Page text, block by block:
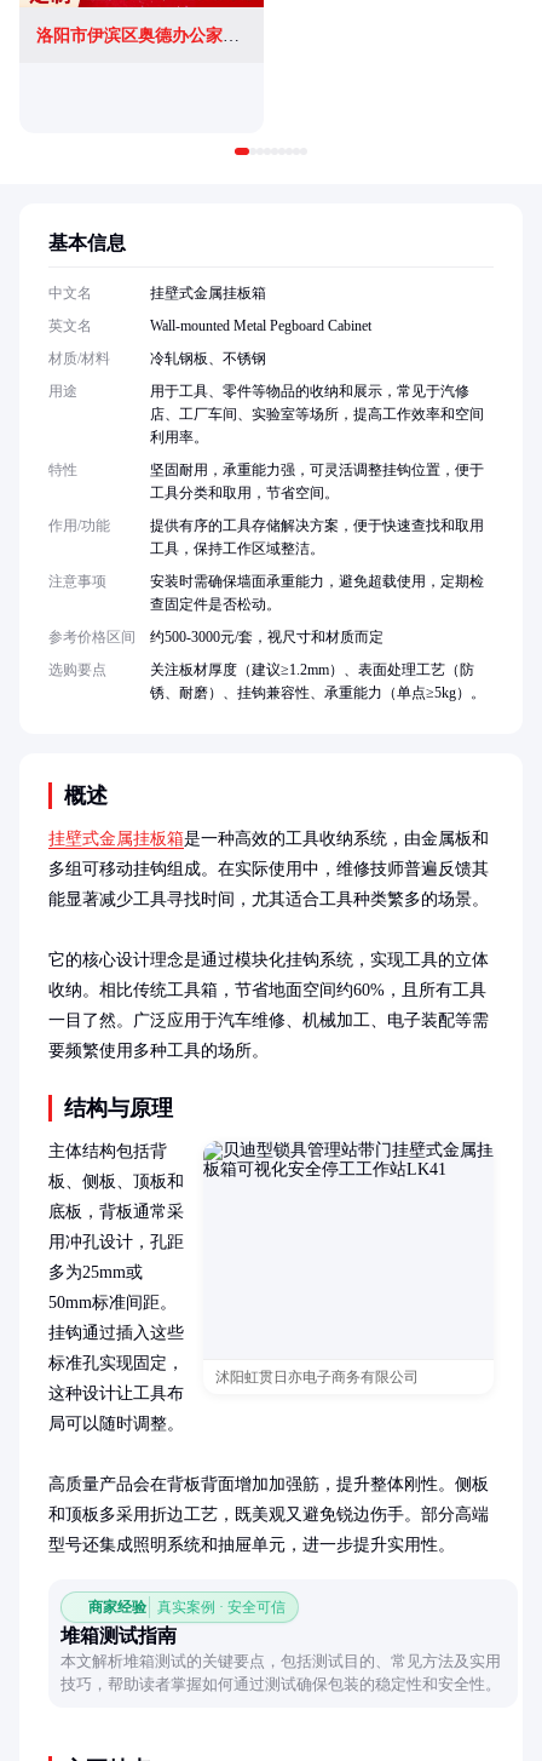
概述
挂壁式金属挂板箱是一种高效的工具收纳系统，由金属板和
多组可移动挂钩组成。在实际使用中，维修技师普遍反馈其
能显著减少工具寻找时间，尤其适合工具种类繁多的场景。
它的核心设计理念是通过模块化挂钩系统，实现工具的立体
收纳。相比传统工具箱，节省地面空间约60%，且所有工具
一目了然。广泛应用于汽车维修、机械加工、电子装配等需
要频繁使用多种工具的场所。
结构与原理
沭阳虹贯日亦电子商务有限公司
主体结构包括背
板、侧板、顶板和
底板，背板通常采
用冲孔设计，孔距
多为25mm或
50mm标准间距。
挂钩通过插入这些
标准孔实现固定，
这种设计让工具布
局可以随时调整。
高质量产品会在背板背面增加加强筋，提升整体刚性。侧板
和顶板多采用折边工艺，既美观又避免锐边伤手。部分高端
型号还集成照明系统和抽屉单元，进一步提升实用性。
商家经验 真实案例 · 安全可信
堆箱测试指南
本文解析堆箱测试的关键要点，包括测试目的、常见方法及实用
技巧，帮助读者掌握如何通过测试确保包装的稳定性和安全性。
基本信息
中文名
挂壁式金属挂板箱
英文名
Wall-mounted Metal Pegboard Cabinet
材质/材料
冷轧钢板、不锈钢
用途
用于工具、零件等物品的收纳和展示，常见于汽修
店、工厂车间、实验室等场所，提高工作效率和空间
利用率。
特性
坚固耐用，承重能力强，可灵活调整挂钩位置，便于
工具分类和取用，节省空间。
作用/功能
提供有序的工具存储解决方案，便于快速查找和取用
工具，保持工作区域整洁。
注意事项
安装时需确保墙面承重能力，避免超载使用，定期检
查固定件是否松动。
参考价格区间
约500-3000元/套，视尺寸和材质而定
选购要点
关注板材厚度（建议≥1.2mm）、表面处理工艺（防
锈、耐磨）、挂钩兼容性、承重能力（单点≥5kg）。